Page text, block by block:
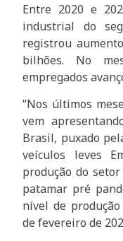
Entre 2020 e
industrial do
registrou
bilhões. No
empregados
“Nos últimos
vem
Brasil, puxado
veículos leves
produção do
patamar pré
nível de
de fevereiro de